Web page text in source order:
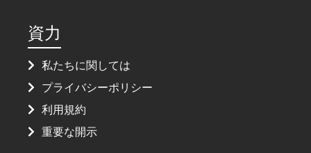
資力
私たちに関しては
プライバシーポリシー
利用規約
重要な開示